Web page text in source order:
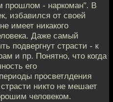
прошлом - наркоман". В
избавился от своей
имеет никакого
Даже самый
подвергнут страсти - к
и пр. Понятно, что когда
его
просветлдения
никто не мешает
человеком.